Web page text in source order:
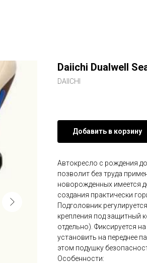
Daiichi Dualwell
DAIICHI
Добавить в корзину
Автокресло с рождения
позволит без труда
новорожденных имеется
создания практически
Подголовник
крепления под защитный
отдельно). Фиксируется
установить на переднее
этом подушку
Особенности: